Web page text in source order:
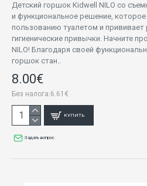
Детский горшок Kidwell NILO со
и функциональное решение, которое
пользованию туалетом и прививает
гигиенические привычки. Начните
NILO! Благодаря своей
горшок стан..
8.00€
Без налога:6.61€
КУПИТЬ
Задать вопрос